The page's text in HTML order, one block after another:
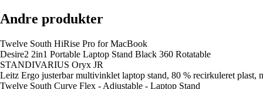
Andre produkter
Twelve South HiRise Pro for MacBook
Desire2 2in1 Portable Laptop Stand Black 360 Rotatable
STANDIVARIUS Oryx JR
Leitz Ergo justerbar multivinklet laptop stand, 80 % recirkuleret plast,
Twelve South Curve Flex - Adjustable - Laptop Stand